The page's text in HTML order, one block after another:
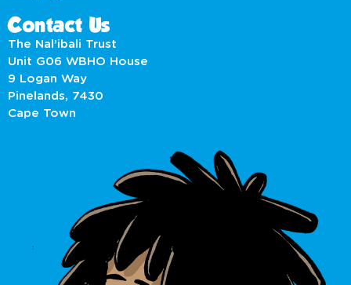
Contact Us
The Nal’ibali Trust
Unit G06 WBHO House
9 Logan Way
Pinelands, 7430
Cape Town